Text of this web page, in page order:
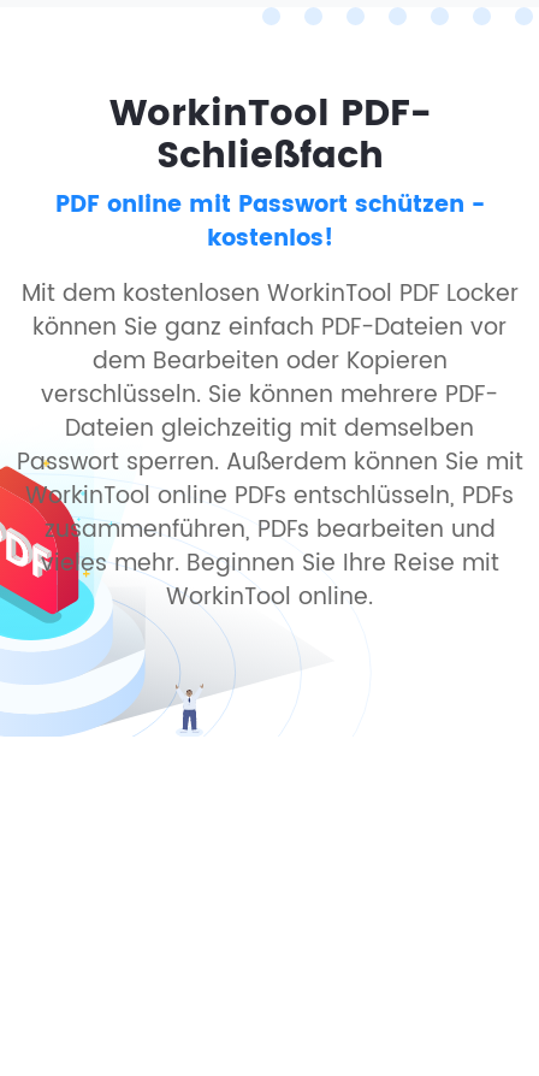
WorkinTool PDF-
Schließfach
PDF online mit Passwort schützen -
kostenlos!
Mit dem kostenlosen WorkinTool PDF Locker
können Sie ganz einfach PDF-Dateien vor
dem Bearbeiten oder Kopieren
verschlüsseln. Sie können mehrere PDF-
Dateien gleichzeitig mit demselben
Passwort sperren. Außerdem können Sie mit
WorkinTool online PDFs entschlüsseln, PDFs
zusammenführen, PDFs bearbeiten und
vieles mehr. Beginnen Sie Ihre Reise mit
WorkinTool online.